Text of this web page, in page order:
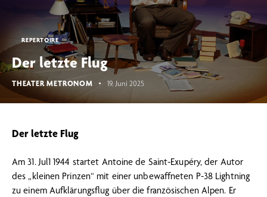
REPERTOIRE
Der letzte Flug
THEATER METRONOM 19. Juni 2025
Der letzte Flug
Am 31. Jul1 1944 startet Antoine de Saint-Exupéry, der Autor
des „kleinen Prinzen“ mit einer unbewaffneten P-38 Lightning
zu einem Aufklärungsflug über die französischen Alpen. Er